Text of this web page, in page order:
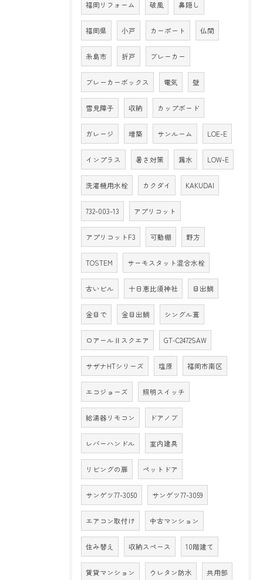
福岡リフォーム 破風 鼻隠し
福岡県 小戸 カーポート 仏間
糸島市 折戸 ブレーカー
ブレーカーボックス 電気 壁
雪見障子 収納 カップボード
ガレージ 増築 サンルーム LOE-E
インプラス 暑さ対策 漏水 LOW-E
洗濯機用水栓 カクダイ KAKUDAI
732-003-13 アプリコット
アプリコットF3 可動棚 野方
TOSTEM サーモスタット混合水栓
古いビル 十日恵比須神社 目出鯛
金目で 金目出鯛 シングル葺
ロアールⅡスクエア GT-C2472SAW
サザナHTシリーズ 塩原 福岡市南区
エコジョーズ 照明スイッチ
給湯器リモコン ドアノブ
レバーハンドル 室内建具
リビングの扉 ペットドア
サンゲツ77-3050 サンゲツ77-3059
エアコン取付け 中古マンション
住み替え 収納スペース 10階建て
賃貸マンション ウレタン防水 共用部